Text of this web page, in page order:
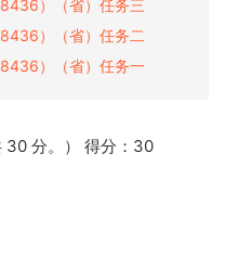
）（省）任务三
）（省）任务二
）（省）任务一
30 分。） 得分：30